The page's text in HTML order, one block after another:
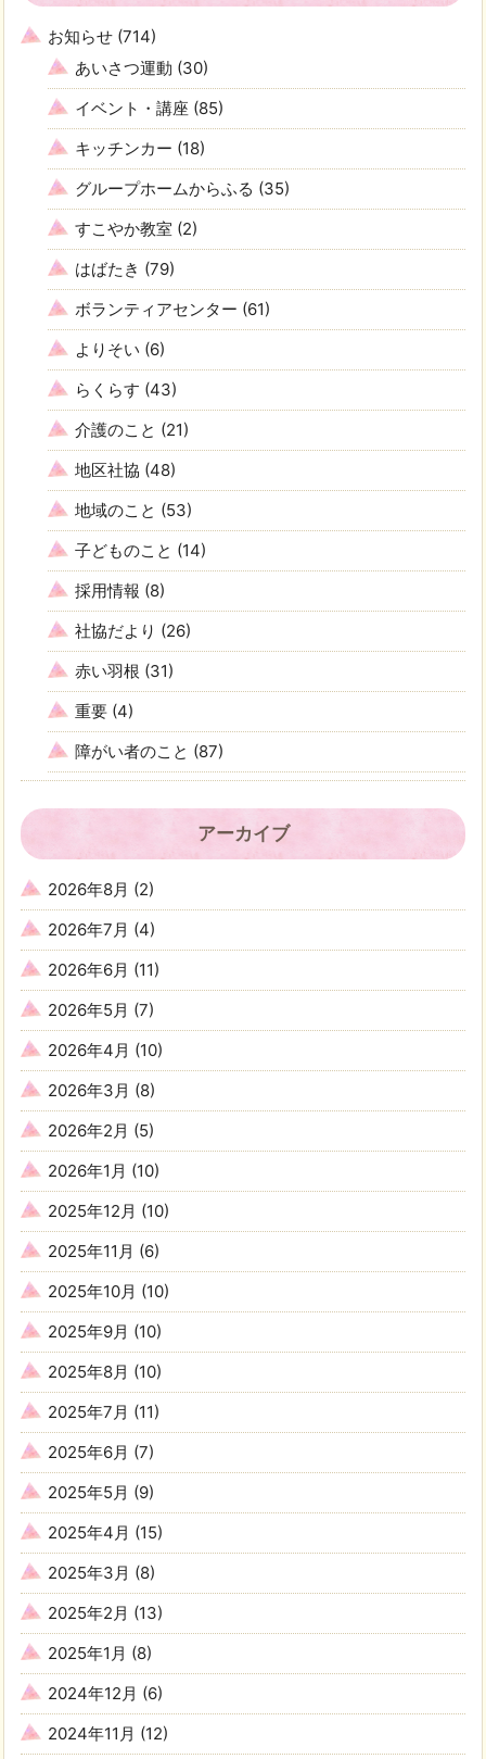
お知らせ (714)
あいさつ運動 (30)
イベント・講座 (85)
キッチンカー (18)
グループホームからふる (35)
すこやか教室 (2)
はばたき (79)
ボランティアセンター (61)
よりそい (6)
らくらす (43)
介護のこと (21)
地区社協 (48)
地域のこと (53)
子どものこと (14)
採用情報 (8)
社協だより (26)
赤い羽根 (31)
重要 (4)
障がい者のこと (87)
アーカイブ
2026年8月 (2)
2026年7月 (4)
2026年6月 (11)
2026年5月 (7)
2026年4月 (10)
2026年3月 (8)
2026年2月 (5)
2026年1月 (10)
2025年12月 (10)
2025年11月 (6)
2025年10月 (10)
2025年9月 (10)
2025年8月 (10)
2025年7月 (11)
2025年6月 (7)
2025年5月 (9)
2025年4月 (15)
2025年3月 (8)
2025年2月 (13)
2025年1月 (8)
2024年12月 (6)
2024年11月 (12)